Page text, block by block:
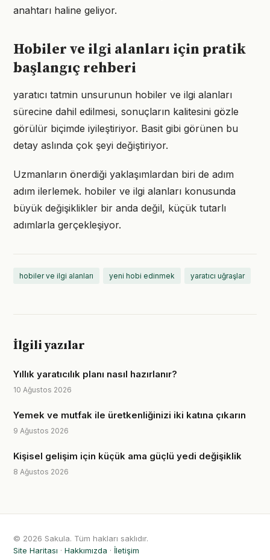
anahtarı haline geliyor.
Hobiler ve ilgi alanları için pratik
başlangıç rehberi
yaratıcı tatmin unsurunun hobiler ve ilgi alanları
sürecine dahil edilmesi, sonuçların kalitesini gözle
görülür biçimde iyileştiriyor. Basit gibi görünen bu
detay aslında çok şeyi değiştiriyor.
Uzmanların önerdiği yaklaşımlardan biri de adım
adım ilerlemek. hobiler ve ilgi alanları konusunda
büyük değişiklikler bir anda değil, küçük tutarlı
adımlarla gerçekleşiyor.
hobiler ve ilgi alanları yeni hobi edinmek yaratıcı uğraşlar
İlgili yazılar
Yıllık yaratıcılık planı nasıl hazırlanır?
10 Ağustos 2026
Yemek ve mutfak ile üretkenliğinizi iki katına çıkarın
9 Ağustos 2026
Kişisel gelişim için küçük ama güçlü yedi değişiklik
8 Ağustos 2026
© 2026 Sakula. Tüm hakları saklıdır.
Site Haritası · Hakkımızda · İletişim